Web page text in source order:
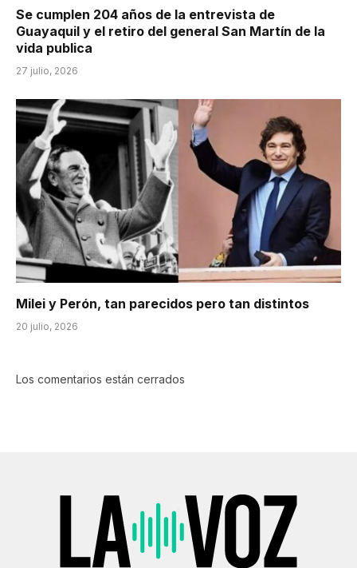
Se cumplen 204 años de la entrevista de
Guayaquil y el retiro del general San Martín de la
vida publica
27 julio, 2026
Milei y Perón, tan parecidos pero tan distintos
20 julio, 2026
Los comentarios están cerrados